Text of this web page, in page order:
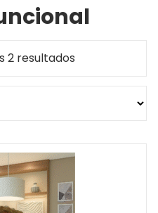
2 resultados